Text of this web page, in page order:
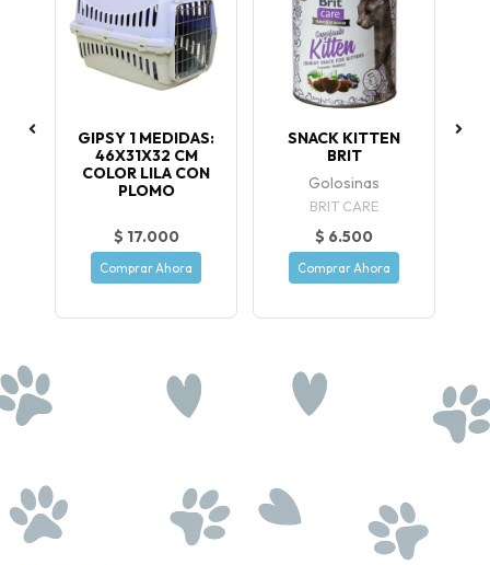
GIPSY 1 MEDIDAS:
46X31X32 CM
COLOR LILA CON
PLOMO
$ 17.000
Comprar Ahora
SNACK KITTEN
BRIT
Golosinas
BRIT CARE
$ 6.500
Comprar Ahora